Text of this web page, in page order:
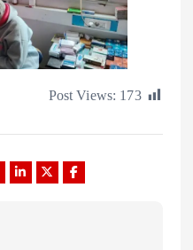
Post Views: